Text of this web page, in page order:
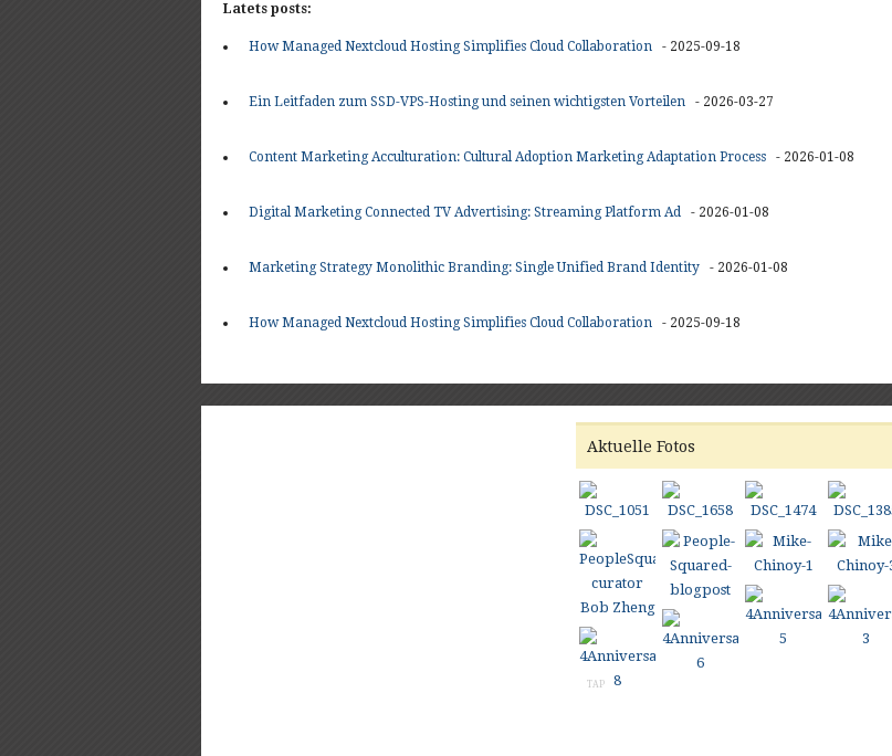
Latets posts:
How Managed Nextcloud Hosting Simplifies Cloud Collaboration - 2025-09-18
Ein Leitfaden zum SSD-VPS-Hosting und seinen wichtigsten Vorteilen - 2026-03-27
Content Marketing Acculturation: Cultural Adoption Marketing Adaptation Process - 2026-01-08
Digital Marketing Connected TV Advertising: Streaming Platform Ad - 2026-01-08
Marketing Strategy Monolithic Branding: Single Unified Brand Identity - 2026-01-08
How Managed Nextcloud Hosting Simplifies Cloud Collaboration - 2025-09-18
Aktuelle Fotos
TAP